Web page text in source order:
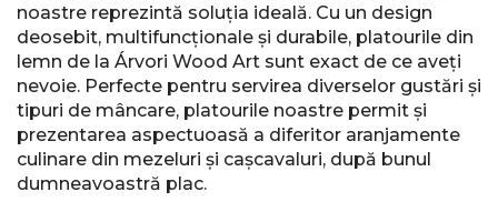
noastre reprezintă soluția ideală. Cu un design
deosebit, multifuncționale și durabile, platourile din
lemn de la Árvori Wood Art sunt exact de ce aveți
nevoie. Perfecte pentru servirea diverselor gustări și
tipuri de mâncare, platourile noastre permit și
prezentarea aspectuoasă a diferitor aranjamente
culinare din mezeluri și cașcavaluri, după bunul
dumneavoastră plac.